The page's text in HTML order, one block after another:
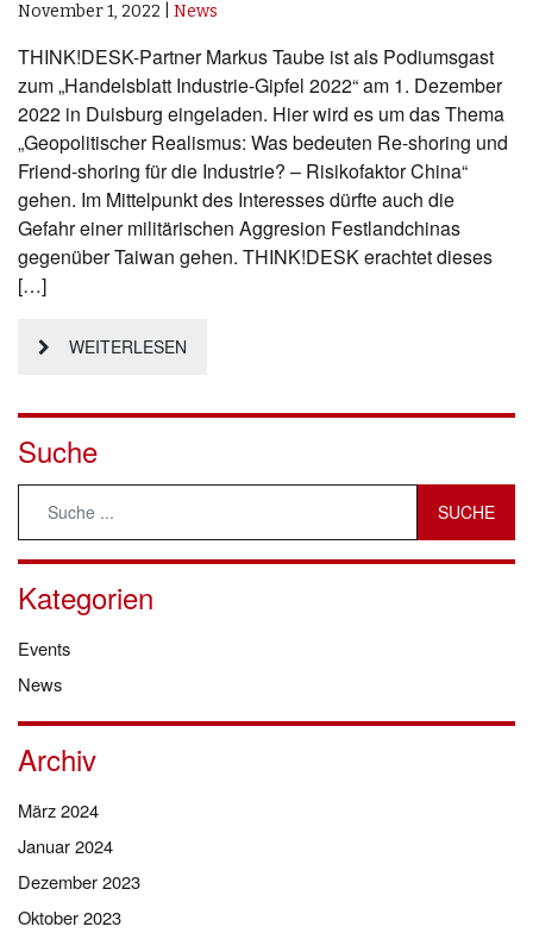
November 1, 2022 News
THINK!DESK-Partner Markus Taube ist als Podiumsgast
zum „Handelsblatt Industrie-Gipfel 2022“ am 1. Dezember
2022 in Duisburg eingeladen. Hier wird es um das Thema
„Geopolitischer Realismus: Was bedeuten Re-shoring und
Friend-shoring für die Industrie? – Risikofaktor China“
gehen. Im Mittelpunkt des Interesses dürfte auch die
Gefahr einer militärischen Aggresion Festlandchinas
gegenüber Taiwan gehen. THINK!DESK erachtet dieses
[…]
WEITERLESEN
Suche
Kategorien
Events
News
Archiv
März 2024
Januar 2024
Dezember 2023
Oktober 2023